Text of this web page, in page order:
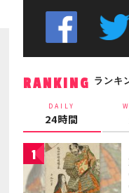
RANKING ランキ
DAILY
24時間
1